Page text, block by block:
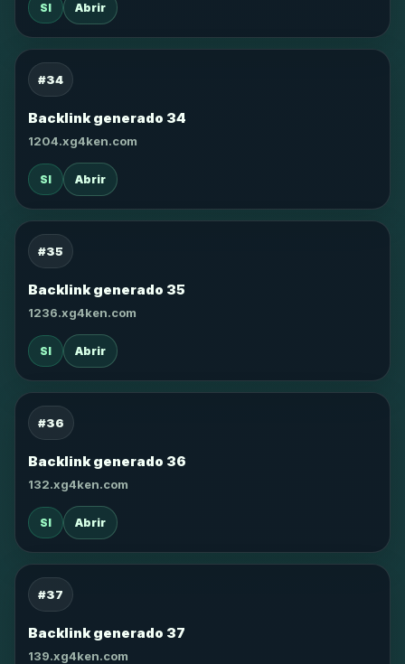
SI Abrir
#34
Backlink generado 34
1204.xg4ken.com
SI Abrir
#35
Backlink generado 35
1236.xg4ken.com
SI Abrir
#36
Backlink generado 36
132.xg4ken.com
SI Abrir
#37
Backlink generado 37
139.xg4ken.com